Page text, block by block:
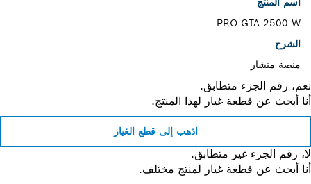
PRO GTA 2500 W
الشرح
منصة منشار
رقم الجزء متطابق.
أبحث عن قطعة غيار لهذا المنتج.
اذهب إلى قطع الغيار
رقم الجزء غير متطابق.
أبحث عن قطعة غيار لمنتج مختلف.